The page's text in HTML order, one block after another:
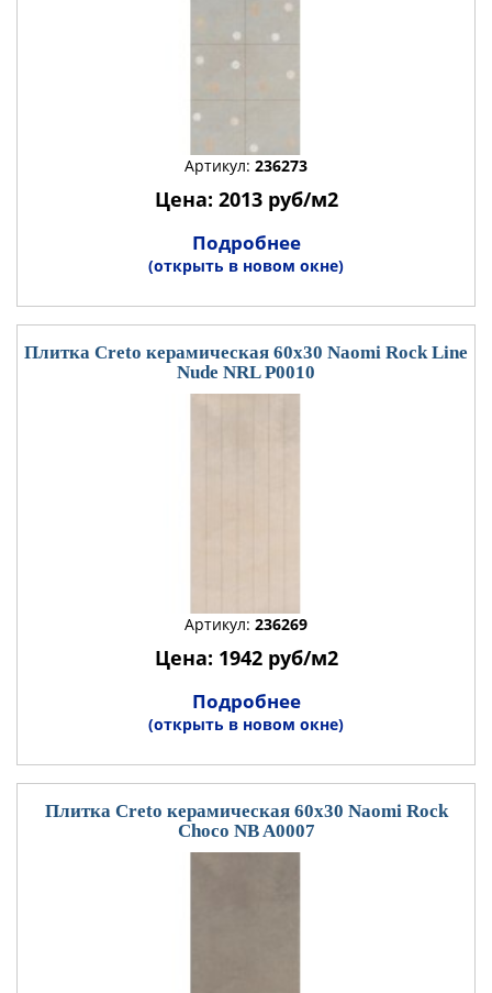
Артикул: 236273
Цена: 2013 руб/м2
Подробнее
(открыть в новом окне)
Плитка Creto керамическая 60x30 Naomi Rock Line
Nude NRL P0010
Артикул: 236269
Цена: 1942 руб/м2
Подробнее
(открыть в новом окне)
Плитка Creto керамическая 60x30 Naomi Rock
Choco NB A0007